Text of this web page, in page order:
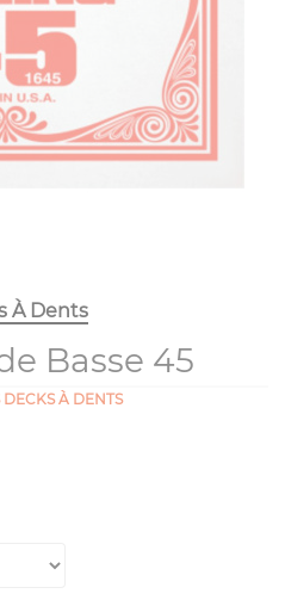
À Dents
Basse 45
À DENTS